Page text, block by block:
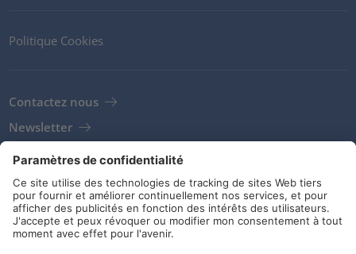
Politique Cookies
Contactez nous
Newsletter
Clients
Fournisseurs
Conditions de stockage